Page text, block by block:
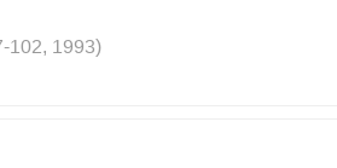
102, 1993)